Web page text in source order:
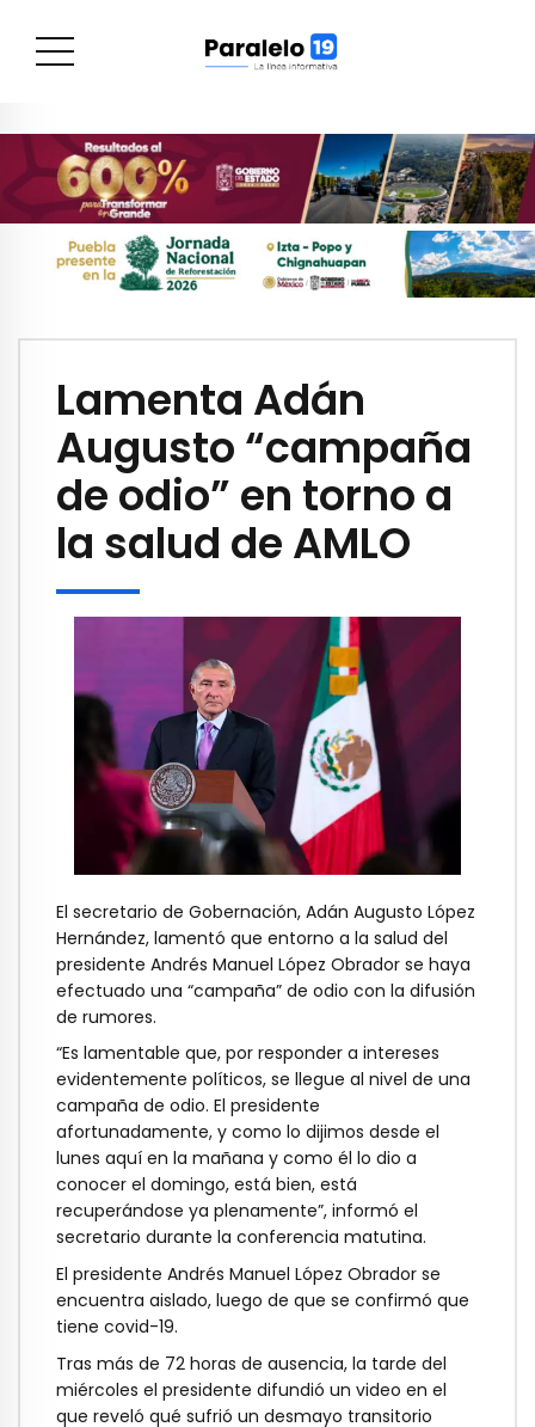
Lamenta Adán
Augusto “campaña
de odio” en torno a
la salud de AMLO
El secretario de Gobernación, Adán Augusto López
Hernández, lamentó que entorno a la salud del
presidente Andrés Manuel López Obrador se haya
efectuado una “campaña” de odio con la difusión
de rumores.
“Es lamentable que, por responder a intereses
evidentemente políticos, se llegue al nivel de una
campaña de odio. El presidente
afortunadamente, y como lo dijimos desde el
lunes aquí en la mañana y como él lo dio a
conocer el domingo, está bien, está
recuperándose ya plenamente”, informó el
secretario durante la conferencia matutina.
El presidente Andrés Manuel López Obrador se
encuentra aislado, luego de que se confirmó que
tiene covid-19.
Tras más de 72 horas de ausencia, la tarde del
miércoles el presidente difundió un video en el
que reveló qué sufrió un desmayo transitorio